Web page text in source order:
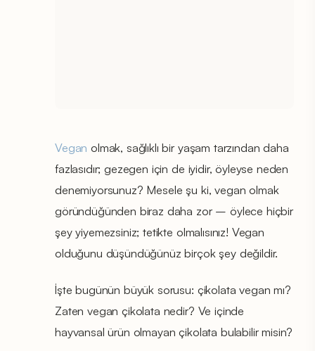
Vegan olmak, sağlıklı bir yaşam tarzından daha
fazlasıdır; gezegen için de iyidir, öyleyse neden
denemiyorsunuz? Mesele şu ki, vegan olmak
göründüğünden biraz daha zor – öylece hiçbir
şey yiyemezsiniz; tetikte olmalısınız! Vegan
olduğunu düşündüğünüz birçok şey değildir.
İşte bugünün büyük sorusu: çikolata vegan mı?
Zaten vegan çikolata nedir? Ve içinde
hayvansal ürün olmayan çikolata bulabilir misin?